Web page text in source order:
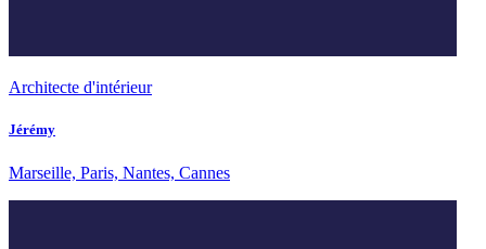
Architecte d'intérieur
Jérémy
Marseille, Paris, Nantes, Cannes